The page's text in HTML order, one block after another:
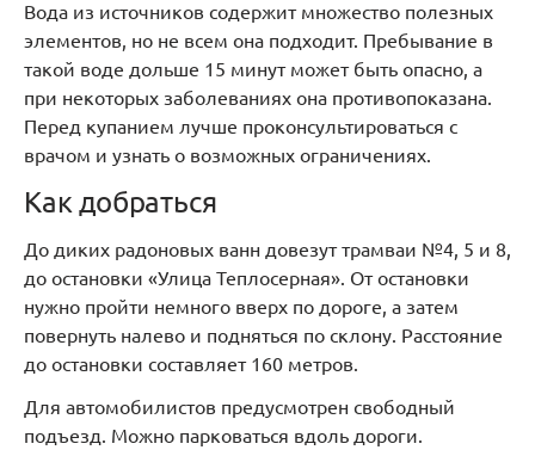
Вода из источников содержит множество полезных
элементов, но не всем она подходит. Пребывание в
такой воде дольше 15 минут может быть опасно, а
при некоторых заболеваниях она противопоказана.
Перед купанием лучше проконсультироваться с
врачом и узнать о возможных ограничениях.
Как добраться
До диких радоновых ванн довезут трамваи №4, 5 и 8,
до остановки «Улица Теплосерная». От остановки
нужно пройти немного вверх по дороге, а затем
повернуть налево и подняться по склону. Расстояние
до остановки составляет 160 метров.
Для автомобилистов предусмотрен свободный
подъезд. Можно парковаться вдоль дороги.